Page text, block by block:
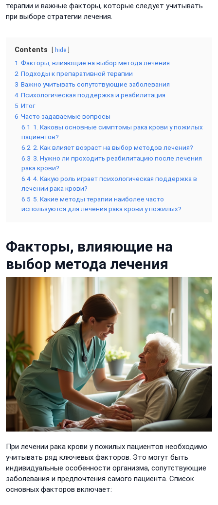
терапии и важные факторы, которые следует учитывать
при выборе стратегии лечения.
Contents hide
1 Факторы, влияющие на выбор метода лечения
2 Подходы к препаративной терапии
3 Важно учитывать сопутствующие заболевания
4 Психологическая поддержка и реабилитация
5 Итог
6 Часто задаваемые вопросы
6.1 1. Каковы основные симптомы рака крови у пожилых
пациентов?
6.2 2. Как влияет возраст на выбор методов лечения?
6.3 3. Нужно ли проходить реабилитацию после лечения
рака крови?
6.4 4. Какую роль играет психологическая поддержка в
лечении рака крови?
6.5 5. Какие методы терапии наиболее часто
используются для лечения рака крови у пожилых?
Факторы, влияющие на
выбор метода лечения
При лечении рака крови у пожилых пациентов необходимо
учитывать ряд ключевых факторов. Это могут быть
индивидуальные особенности организма, сопутствующие
заболевания и предпочтения самого пациента. Список
основных факторов включает: